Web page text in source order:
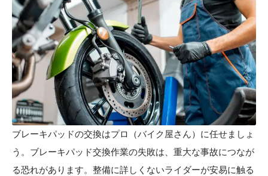
ブレーキパッドの交換はプロ（バイク屋さん）に任せましょ
う。ブレーキパッド交換作業の失敗は、重大な事故につなが
る恐れがあります。整備に詳しくないライダーが安易に触る